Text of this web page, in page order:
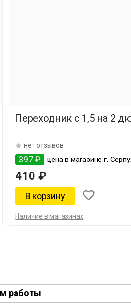
Переходник с 1,5 на 2
нет отзывов
397 ₽ цена в магазине г.
410 ₽
Наличие в магазинах
работы